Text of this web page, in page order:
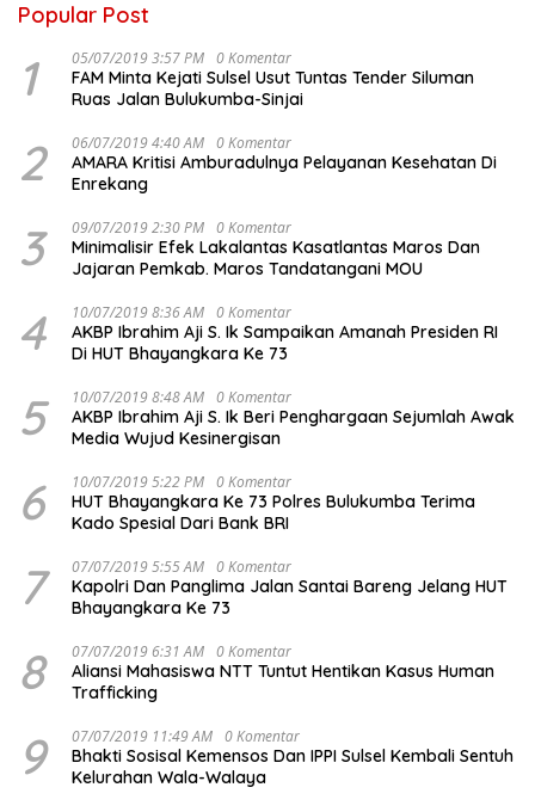
Popular Post
1 05/07/2019 3:57 PM 0 Komentar
FAM Minta Kejati Sulsel Usut Tuntas Tender Siluman
Ruas Jalan Bulukumba-Sinjai
2 06/07/2019 4:40 AM 0 Komentar
AMARA Kritisi Amburadulnya Pelayanan Kesehatan Di
Enrekang
3 09/07/2019 2:30 PM 0 Komentar
Minimalisir Efek Lakalantas Kasatlantas Maros Dan
Jajaran Pemkab. Maros Tandatangani MOU
4 10/07/2019 8:36 AM 0 Komentar
AKBP Ibrahim Aji S. Ik Sampaikan Amanah Presiden RI
Di HUT Bhayangkara Ke 73
5 10/07/2019 8:48 AM 0 Komentar
AKBP Ibrahim Aji S. Ik Beri Penghargaan Sejumlah Awak
Media Wujud Kesinergisan
6 10/07/2019 5:22 PM 0 Komentar
HUT Bhayangkara Ke 73 Polres Bulukumba Terima
Kado Spesial Dari Bank BRI
7 07/07/2019 5:55 AM 0 Komentar
Kapolri Dan Panglima Jalan Santai Bareng Jelang HUT
Bhayangkara Ke 73
8 07/07/2019 6:31 AM 0 Komentar
Aliansi Mahasiswa NTT Tuntut Hentikan Kasus Human
Trafficking
9 07/07/2019 11:49 AM 0 Komentar
Bhakti Sosisal Kemensos Dan IPPI Sulsel Kembali Sentuh
Kelurahan Wala-Walaya